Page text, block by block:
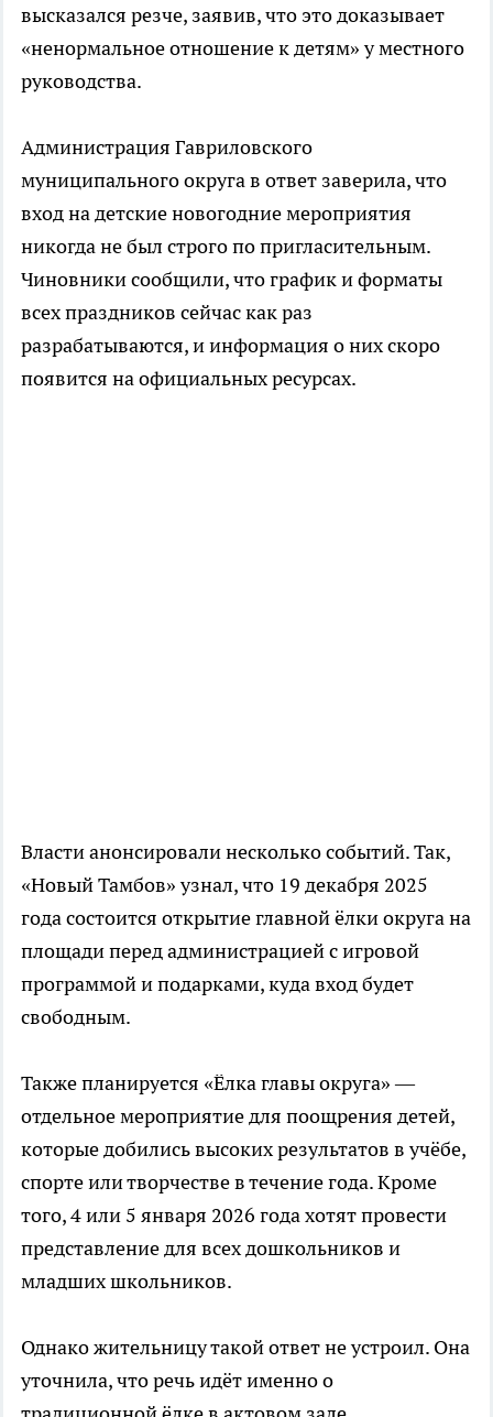
высказался резче, заявив, что это доказывает
«ненормальное отношение к детям» у местного
руководства.
Администрация Гавриловского
муниципального округа в ответ заверила, что
вход на детские новогодние мероприятия
никогда не был строго по пригласительным.
Чиновники сообщили, что график и форматы
всех праздников сейчас как раз
разрабатываются, и информация о них скоро
появится на официальных ресурсах.
Власти анонсировали несколько событий. Так,
«Новый Тамбов» узнал, что 19 декабря 2025
года состоится открытие главной ёлки округа на
площади перед администрацией с игровой
программой и подарками, куда вход будет
свободным.
Также планируется «Ёлка главы округа» —
отдельное мероприятие для поощрения детей,
которые добились высоких результатов в учёбе,
спорте или творчестве в течение года. Кроме
того, 4 или 5 января 2026 года хотят провести
представление для всех дошкольников и
младших школьников.
Однако жительницу такой ответ не устроил. Она
уточнила, что речь идёт именно о